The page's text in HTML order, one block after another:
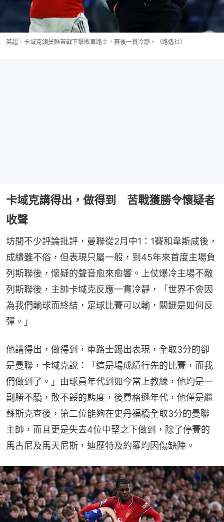
英超︱卡域克領曼聯苦戰下擊敗車路士，賽後一貫冷靜。（路透社）
卡域克講得出，做得到 苦戰獲勝令懷疑者
收聲
坊間不少評論批評，曼聯從2月中1：1賽和韋斯咸後，
成績雖不俗，但表現只屬一般，到45年來首度主場負
列斯聯後，懷疑的聲音愈來愈響。上仗爆冷主場不敵
列斯聯後，主帥卡域克反應一貫冷靜，「世界不會因
為我們輸球而終結，足球比賽可以輸，關鍵是如何反
彈。」
他講得出，做得到，車路士踢出表現，全取3分的卻
是曼聯，卡域克說：「這是場成績行先的比賽，而我
們做到了。」由球員年代到如今當上教練，他均是一
副勝不驕，敗不餒的態度，後費格遜年代，他僅是繼
蘇斯克查後，第二位能夠在史丹福橋全取3分的曼聯
主帥，而且更是失去4位中堅之下做到，除了停賽的
馬古尼及馬天尼斯，迪歷特及約羅均因傷缺陣。